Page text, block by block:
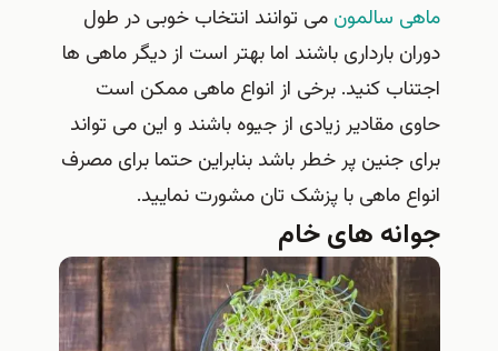
ماهی سالمونمی توانند انتخاب خوبی در طول
دوران بارداری باشند اما بهتر است از دیگر ماهی ها
اجتناب کنید. برخی از انواع ماهی ممکن است
حاوی مقادیر زیادی از جیوه باشند و این می تواند
برای جنین پر خطر باشد بنابراین حتما برای مصرف
انواع ماهی با پزشک تان مشورت نمایید.
جوانه های خام